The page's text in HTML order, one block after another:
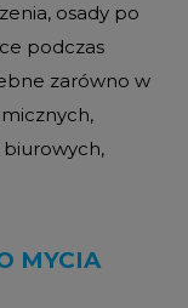
osady po
podczas
zarówno w
MYCIA